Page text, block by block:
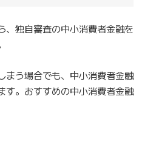
、独自審査の中小消費者金融を
まう場合でも、中小消費者金融
す。おすすめの中小消費者金融